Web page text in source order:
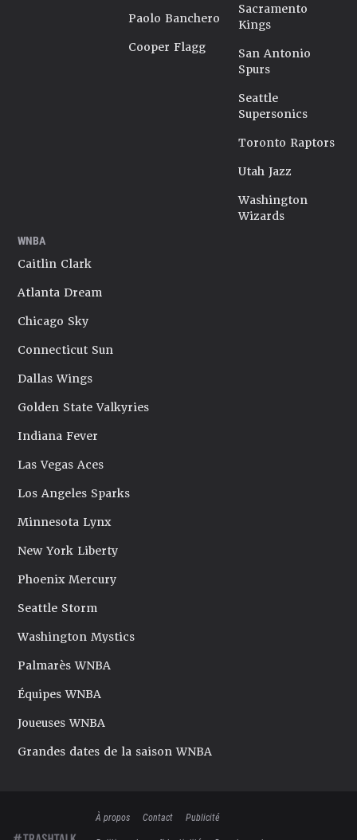
Paolo Banchero
Cooper Flagg
Sacramento
Kings
San Antonio
Spurs
Seattle
Supersonics
Toronto Raptors
Utah Jazz
Washington
Wizards
WNBA
Caitlin Clark
Atlanta Dream
Chicago Sky
Connecticut Sun
Dallas Wings
Golden State Valkyries
Indiana Fever
Las Vegas Aces
Los Angeles Sparks
Minnesota Lynx
New York Liberty
Phoenix Mercury
Seattle Storm
Washington Mystics
Palmarès WNBA
Équipes WNBA
Joueuses WNBA
Grandes dates de la saison WNBA
À propos Contact
Publicité